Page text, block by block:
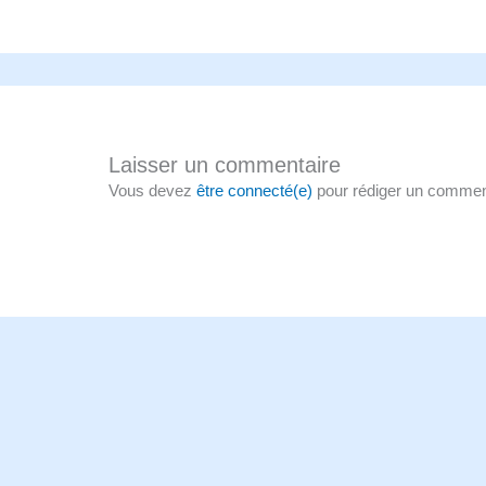
Laisser un commentaire
Vous devezêtre connecté(e) pour rédiger un